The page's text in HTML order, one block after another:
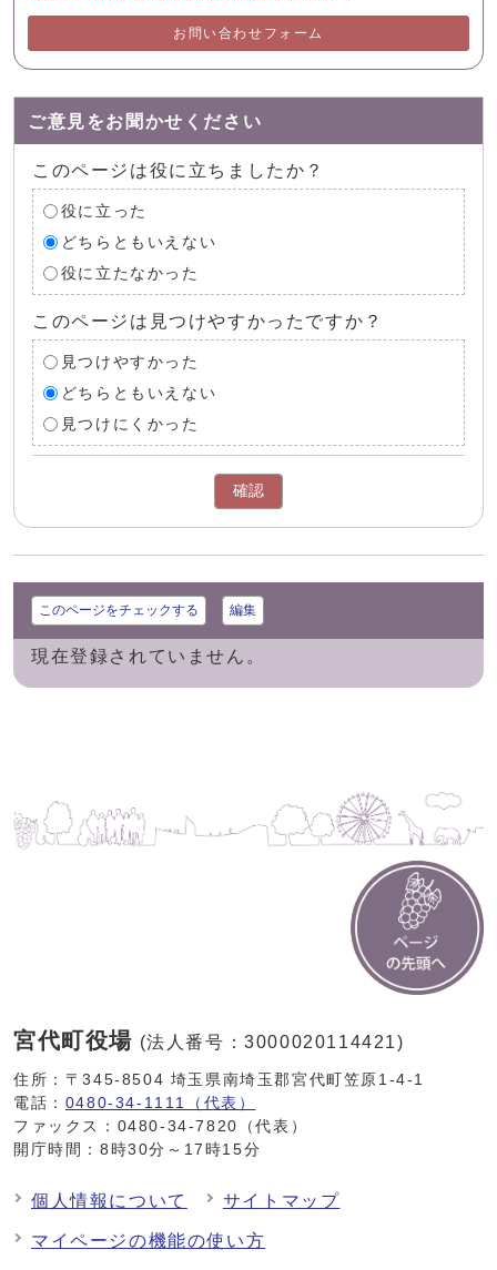
お問い合わせフォーム
ご意見をお聞かせください
このページは役に立ちましたか？
役に立った
どちらともいえない
役に立たなかった
このページは見つけやすかったですか？
見つけやすかった
どちらともいえない
見つけにくかった
確認
このページをチェックする 編集
現在登録されていません。
宮代町役場 (法人番号：3000020114421)
住所：〒345-8504 埼玉県南埼玉郡宮代町笠原1-4-1
電話： 0480-34-1111（代表）
ファックス：0480-34-7820（代表）
開庁時間：8時30分～17時15分
個人情報について サイトマップ
マイページの機能の使い方